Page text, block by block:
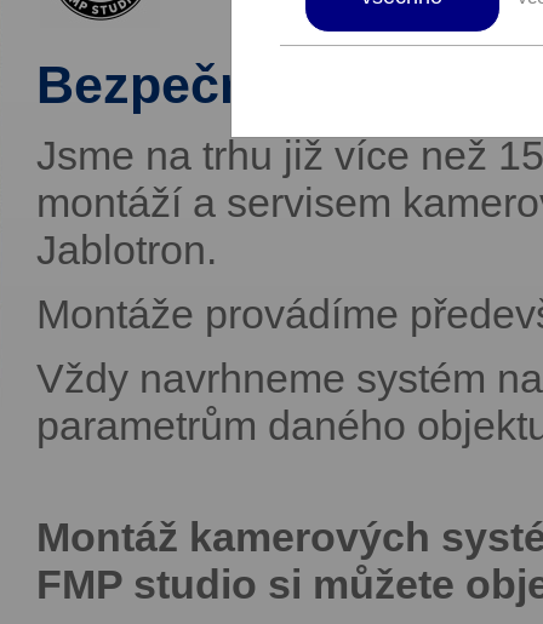
Bezpečnost,
Jsme na trhu již více než
montáží a servisem
Jablotron.
Montáže provádíme
Vždy navrhneme systém
parametrům daného
Montáž kamerových
FMP studio si můžete